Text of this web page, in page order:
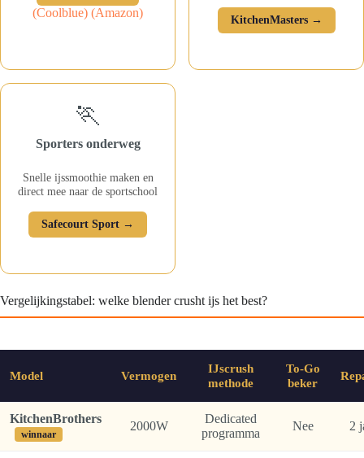
(Coolblue) (Amazon)
KitchenMasters →
🏃
Sporters onderweg
Snelle ijssmoothie maken en
direct mee naar de sportschool
Safecourt Sport →
Vergelijkingstabel: welke blender crusht ijs het best?
Model Vermogen
IJscrush
methode
To-Go
beker
KitchenBrothers
winnaar
2000W
Dedicated
programma
Nee 2